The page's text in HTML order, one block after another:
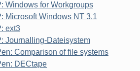
Windows for Workgroups
Microsoft Windows NT 3.1
ext3
Journalling-Dateisystem
Comparison of file systems
DECtape